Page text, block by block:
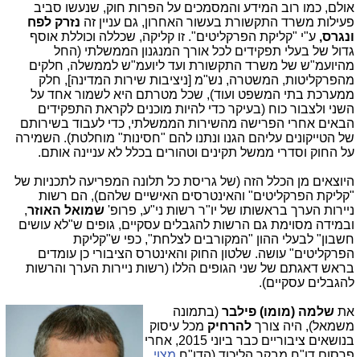
אולם, כמו רוב המידע והמסמכים על הפרות חוק, שנעשו סביב
פעילות משרד התקשורת בעשור האחרון, גם עניין זה נזרק לפח
ונגרס, ע"י "קליקת הפרקליטים". זו קליקה, שכללה וכוללת אוסף
גדול של בעלי תפקידים לכל אורך המנגנון הממשלתי (החל
מהיועמ"ש של משרד התקשורת ועד ליועמ"ש לממשלה, חלקים
מהפרקליטות, המשטרה, נש"מ [ניציבות שירות המדינה], חלק
ממערכת בתי המשפט ועוד), שכל מטרתם היא לשמור אחד על
השני ולצבור כוח (בעיקר כדי להיות מוכנים לקראת התפקידים
הבאים אחרי הפרישה מהשירות הממשלתי, כדי לעבוד בשירותם
של הטייקונים עליהם הגנו ונתנו להם "חסינות" מוחלטת). השמירה
על החוק וסדרי ממשל תקינים וטהורים בכלל לא עניינה אותם.
היוצאים מן הכלל הזה (של גריסת כל תלונה המפריעה לתכניות של
"קליקת הפרקליטים" והאינטרסים האישיים שלהם), הם רשות
ניירות הערך בראשותו של יו"ר רשות ני"ע, פרופ' שמואל האוזר,
ובמידה מסוימת גם הרשות להגבלים עסקיים, גופים ש"לא עושים
חשבון" לבעלי ההון "המקורבים לצלחת", כפי ש"קליקת
הפרקליטים" עושה. שלטון החוק והאינטרס הציבורי כן עומדים
בראש דאגתם של שני הגופים הללו (רשות ניירות הערך והרשות
להגבלים עסקיים).
את שלמה (מומו) פילבר (בתמונה
משמאל), היה צורך להרחיק מכל עיסוק
בנושאים ציבוריים כבר ביוני 2015, אחרי